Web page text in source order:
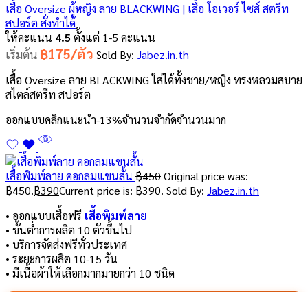
เสื้อ Oversize ผู้หญิง ลาย BLACKWING | เสื้อ โอเวอร์ ไซส์ สตรีท
สปอร์ต สั่งทำได้
ให้คะแนน 4.5 ตั้งแต่ 1-5 คะแนน
เริ่มต้น ฿175/ตัว Sold By: Jabez.in.th
เสื้อ Oversize ลาย BLACKWING ใส่ได้ทั้งชาย/หญิง ทรงหลวมสบาย
สไตล์สตรีท สปอร์ต
ออกแบบคลิกแนะนำ-13%จำนวนจำกัดจำนวนมาก
เสื้อพิมพ์ลาย คอกลมแขนสั้น ฿450Original price was:
฿450.฿390Current price is: ฿390. Sold By: Jabez.in.th
• ออกแบบเสื้อฟรี เสื้อพิมพ์ลาย
• ขั้นต่ำการผลิต 10 ตัวขึ้นไป
• บริการจัดส่งฟรีทั่วประเทศ
• ระยะการผลิต 10-15 วัน
• มีเนื้อผ้าให้เลือกมากมายกว่า 10 ชนิด